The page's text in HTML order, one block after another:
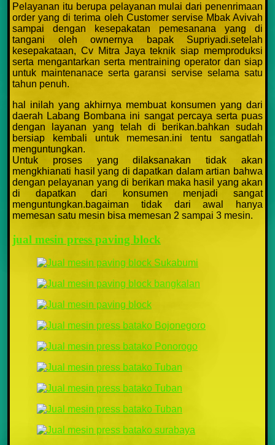
Pelayanan itu berupa pelayanan mulai dari penenrimaan
order yang di terima oleh Customer servise Mbak Avivah
sampai dengan kesepakatan pemesanana yang di
tangani oleh ownernya bapak Supriyadi.setelah
kesepakataan, Cv Mitra Jaya teknik siap memproduksi
serta mengantarkan serta mentraining operator dan siap
untuk maintenanace serta garansi servise selama satu
tahun penuh.
hal inilah yang akhirnya membuat konsumen yang dari
daerah Labang Bombana ini sangat percaya serta puas
dengan layanan yang telah di berikan.bahkan sudah
bersiap kembali untuk memesan.ini tentu sangatlah
menguntungkan.
Untuk proses yang dilaksanakan tidak akan
mengkhianati hasil yang di dapatkan dalam artian bahwa
dengan pelayanan yang di berikan maka hasil yang akan
di dapatkan dari konsumen menjadi sangat
menguntungkan.bagaiman tidak dari awal hanya
memesan satu mesin bisa memesan 2 sampai 3 mesin.
jual mesin press paving block